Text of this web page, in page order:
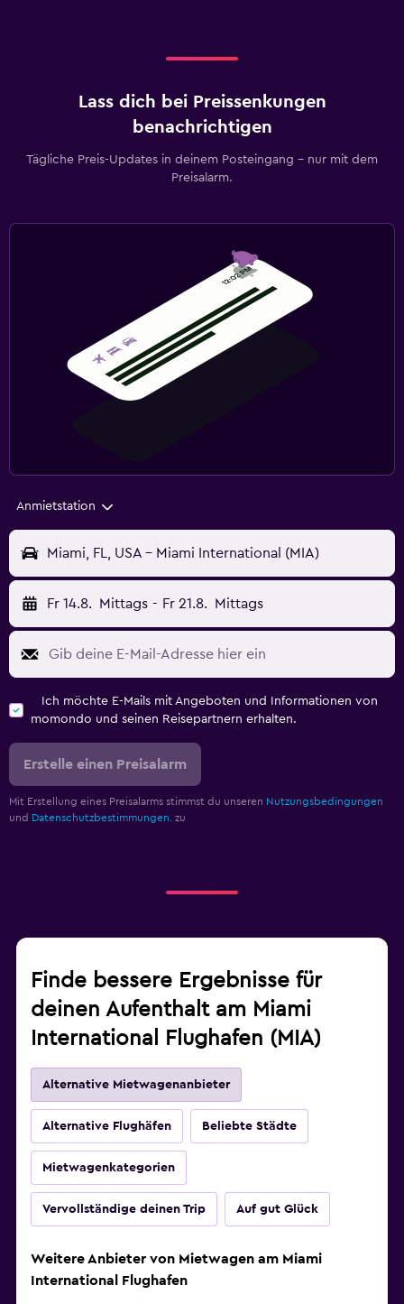
Lass dich bei Preissenkungen
benachrichtigen
Tägliche Preis-Updates in deinem Posteingang – nur mit dem
Preisalarm.
Anmietstation
Miami, FL, USA - Miami International (MIA)
Fr 14.8. Mittags - Fr 21.8. Mittags
Ich möchte E-Mails mit Angeboten und Informationen von
momondo und seinen Reisepartnern erhalten.
Erstelle einen Preisalarm
Mit Erstellung eines Preisalarms stimmst du unseren Nutzungsbedingungen
und Datenschutzbestimmungen. zu
Finde bessere Ergebnisse für
deinen Aufenthalt am Miami
International Flughafen (MIA)
Alternative Mietwagenanbieter
Alternative Flughäfen Beliebte Städte
Mietwagenkategorien
Vervollständige deinen Trip Auf gut Glück
Weitere Anbieter von Mietwagen am Miami
International Flughafen